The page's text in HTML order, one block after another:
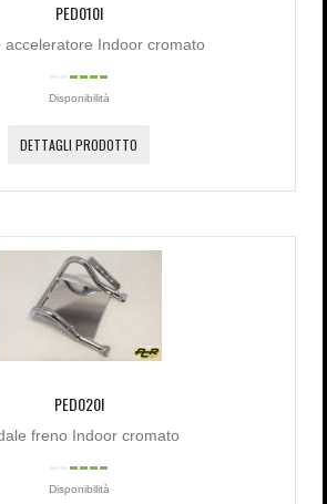
PED010I
acceleratore Indoor cromato
Disponibilità
DETTAGLI PRODOTTO
PED020I
freno Indoor cromato
Disponibilità